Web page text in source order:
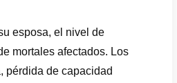
esposa, el nivel de
mortales afectados. Los
pérdida de capacidad